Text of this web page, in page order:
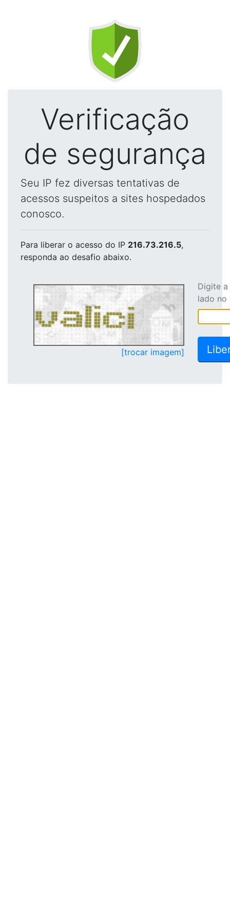
Verificação
de segurança
Seu IP fez diversas tentativas de
acessos suspeitos a sites hospedados
conosco.
Para liberar o acesso do IP 216.73.216.5,
responda ao desafio abaixo.
[trocar imagem]
Digite
lado no